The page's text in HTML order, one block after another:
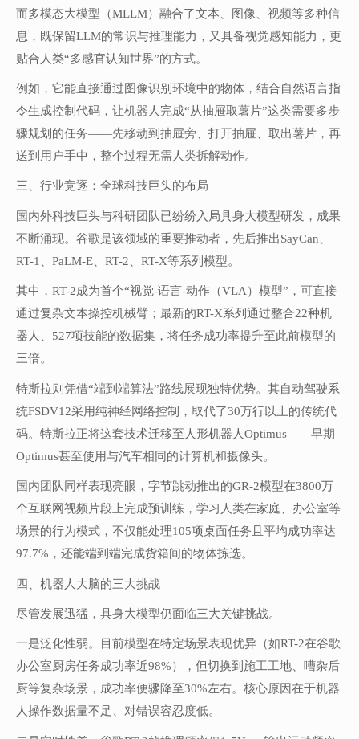
而多模态大模型（MLLM）融合了文本、图像、视频等多种信
息，既保留LLM的常识与推理能力，又具备视觉感知能力，更
贴合人类“多感官认知世界”的方式。
例如，它能直接通过图像识别环境中的物体，结合自然语言指
令生成控制代码，让机器人完成“从抽屉取薯片”这类需要多步
骤规划的任务——先移动到抽屉旁、打开抽屉、取出薯片，再
送到用户手中，整个过程无需人类拆解动作。
三、行业竞逐：全球科技巨头的布局
国内外科技巨头与科研团队已纷纷入局具身大模型研发，成果
不断涌现。谷歌是该领域的重要推动者，先后推出SayCan、
RT-1、PaLM-E、RT-2、RT-X等系列模型。
其中，RT-2成为首个“视觉-语言-动作（VLA）模型”，可直接
通过复杂文本操控机械臂；最新的RT-X系列通过整合22种机
器人、527项技能的数据集，将任务成功率提升至此前模型的
三倍。
特斯拉则凭借“端到端算法”路线展现独特优势。其自动驾驶系
统FSDV12采用纯神经网络控制，取代了30万行以上的传统代
码。特斯拉正将这套技术迁移至人形机器人Optimus——早期
Optimus甚至使用与汽车相同的计算机和摄像头。
国内团队同样表现亮眼，字节跳动推出的GR-2模型在3800万
个互联网视频片段上完成预训练，学习人类在家庭、办公室等
场景的行为模式，不仅能处理105项桌面任务且平均成功率达
97.7%，还能端到端完成货箱间的物体拣选。
四、机器人大脑的三大挑战
尽管发展迅猛，具身大模型仍面临三大关键挑战。
一是泛化性弱。目前模型在特定场景表现优异（如RT-2在谷歌
办公室厨房任务成功率近98%），但切换到施工工地、嘈杂后
厨等复杂场景，成功率便骤降至30%左右。核心原因在于机器
人操作数据量不足、对错误容忍度低。